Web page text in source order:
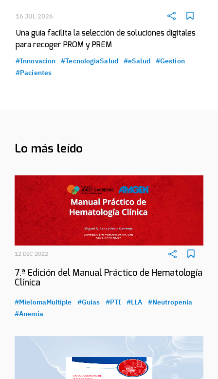
16 JUL 2026
Una guía facilita la selección de soluciones digitales
para recoger PROM y PREM
#Innovacion #TecnologiaSalud #eSalud
#Gestion
#Pacientes
Lo más leído
12 DIC 2022
7.ª Edición del Manual Práctico de Hematología
Clínica
#MielomaMultiple #Guias #PTI #LLA
#Neutropenia
#Anemia